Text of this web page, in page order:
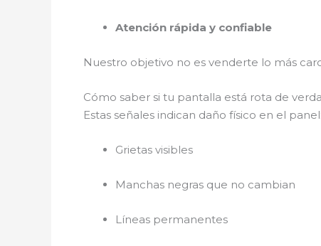
Atención rápida y confiable
Nuestro objetivo no es venderte lo más
Cómo saber si tu pantalla está rota de
Estas señales indican daño físico en el panel:
Grietas visibles
Manchas negras que no cambian
Líneas permanentes